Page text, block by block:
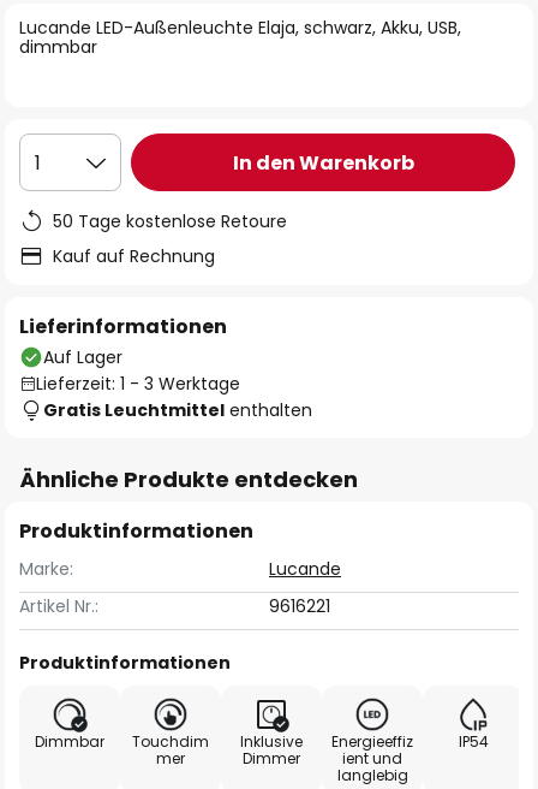
Lucande LED-Außenleuchte Elaja, schwarz, Akku, USB,
dimmbar
1 In den Warenkorb
50 Tage kostenlose Retoure
Kauf auf Rechnung
Lieferinformationen
Auf Lager
Lieferzeit: 1 - 3 Werktage
Gratis Leuchtmittel enthalten
Ähnliche Produkte entdecken
Produktinformationen
Marke:
Lucande
Artikel Nr.:
9616221
Produktinformationen
Dimmbar
Touchdim
mer
Inklusive
Dimmer
Energieeffiz
ient und
langlebig
IP54